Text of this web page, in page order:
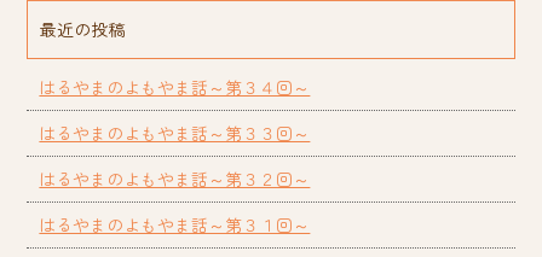
最近の投稿
はるやまのよもやま話～第３４回～
はるやまのよもやま話～第３３回～
はるやまのよもやま話～第３２回～
はるやまのよもやま話～第３１回～